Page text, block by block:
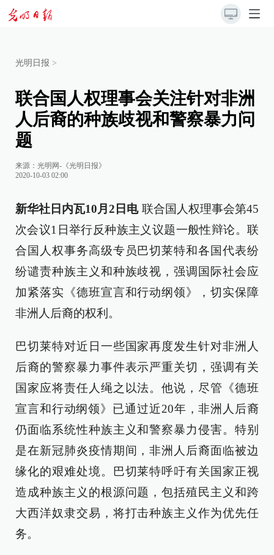
光明日报 >
联合国人权理事会关注针对非洲
人后裔的种族歧视和警察暴力问
题
来源： 光明网-《光明日报》
2020-10-03 02:00
新华社日内瓦10月2日电联合国人权理事会第45
次会议1日举行反种族主义议题一般性辩论。联
合国人权事务高级专员巴切莱特和各国代表纷
纷谴责种族主义和种族歧视，强调国际社会应
加紧落实《德班宣言和行动纲领》，切实保障
非洲人后裔的权利。
巴切莱特对近日一些国家再度发生针对非洲人
后裔的警察暴力事件表示严重关切，强调有关
国家应将责任人绳之以法。他说，尽管《德班
宣言和行动纲领》已通过近20年，非洲人后裔
仍面临系统性种族主义和警察暴力侵害。特别
是在新冠肺炎疫情期间，非洲人后裔面临被边
缘化的艰难处境。巴切莱特呼吁有关国家正视
造成种族主义的根源问题，包括殖民主义和跨
大西洋奴隶交易，将打击种族主义作为优先任
务。